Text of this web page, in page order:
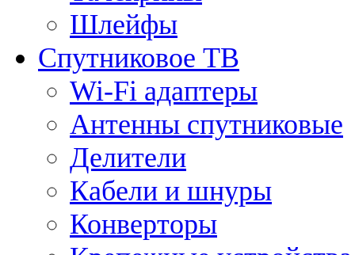
Шлейфы
Спутниковое ТВ
Wi-Fi адаптеры
Антенны спутниковые
Делители
Кабели и шнуры
Конверторы